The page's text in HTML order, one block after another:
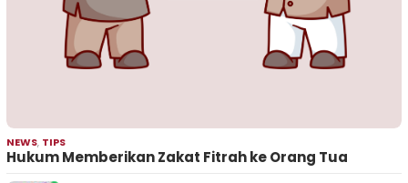
NEWS, TIPS
Hukum Memberikan Zakat Fitrah ke Orang Tua